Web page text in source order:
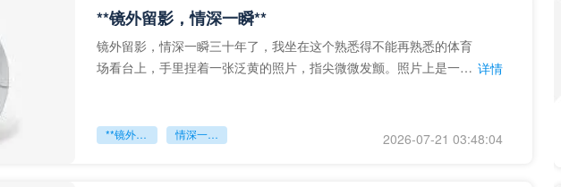
**镜外留影，情深一瞬**
镜外留影，情深一瞬三十年了，我坐在这个熟悉得不能再熟悉的体育
场看台上，手里捏着一张泛黄的照片，指尖微微发颤。照片上是一个 详情
**镜外留影 情深一瞬** 2026-07-21 03:48:04